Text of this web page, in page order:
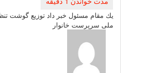
مسئول خبر داد توزیع گوشت تنظیم بازاری با كد
خانوار